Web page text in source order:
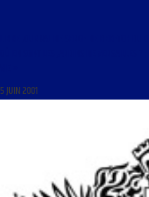
5 JUIN 2001